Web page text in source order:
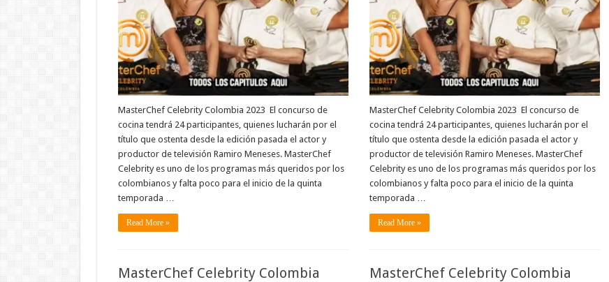
MasterChef Celebrity Colombia 2023 El concurso de
cocina tendrá 24 participantes, quienes lucharán por el
título que ostenta desde la edición pasada el actor y
productor de televisión Ramiro Meneses. MasterChef
Celebrity es uno de los programas más queridos por los
colombianos y falta poco para el inicio de la quinta
temporada …
Read More »
MasterChef Celebrity Colombia 2023 El concurso de
cocina tendrá 24 participantes, quienes lucharán por el
título que ostenta desde la edición pasada el actor y
productor de televisión Ramiro Meneses. MasterChef
Celebrity es uno de los programas más queridos por los
colombianos y falta poco para el inicio de la quinta
temporada …
Read More »
MasterChef Celebrity Colombia
MasterChef Celebrity Colombia